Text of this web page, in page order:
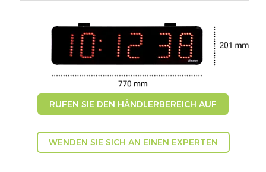
RUFEN SIE DEN HÄNDLERBEREICH AUF
WENDEN SIE SICH AN EINEN EXPERTEN